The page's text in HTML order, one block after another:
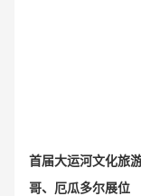
首届大运河文化旅
哥、厄瓜多尔展位